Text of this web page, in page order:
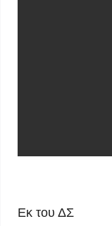
Εκ του ΔΣ